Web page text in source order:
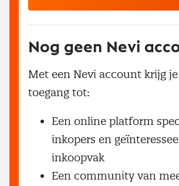
Nog geen Nevi
Met een Nevi account krijg
toegang tot:
Een online platform
inkopers en
inkoopvak
Een community van